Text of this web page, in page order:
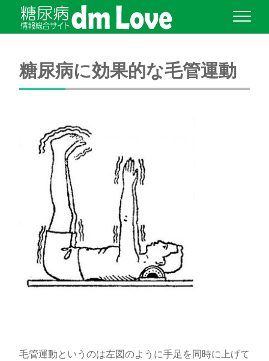
糖尿病に効果的な毛管運動
毛管運動というのは左図のように手足を同時に上げて